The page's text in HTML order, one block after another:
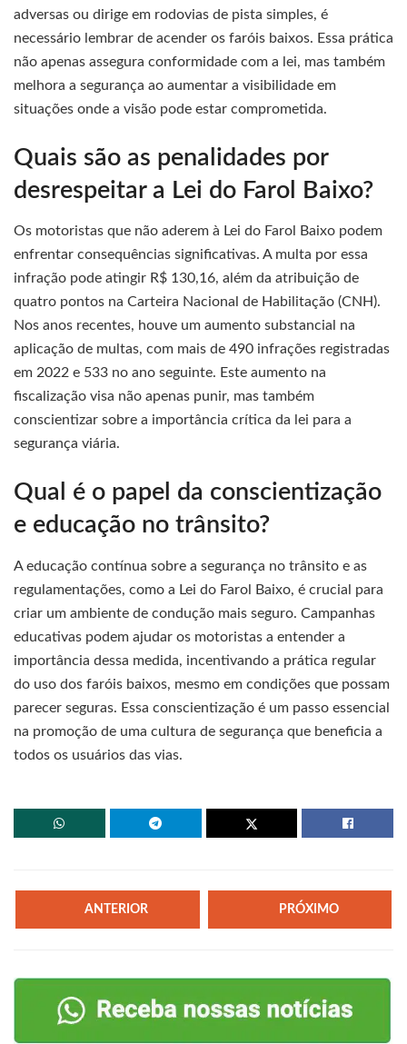
adversas ou dirige em rodovias de pista simples, é
necessário lembrar de acender os faróis baixos. Essa prática
não apenas assegura conformidade com a lei, mas também
melhora a segurança ao aumentar a visibilidade em
situações onde a visão pode estar comprometida.
Quais são as penalidades por
desrespeitar a Lei do Farol Baixo?
Os motoristas que não aderem à Lei do Farol Baixo podem
enfrentar consequências significativas. A multa por essa
infração pode atingir R$ 130,16, além da atribuição de
quatro pontos na Carteira Nacional de Habilitação (CNH).
Nos anos recentes, houve um aumento substancial na
aplicação de multas, com mais de 490 infrações registradas
em 2022 e 533 no ano seguinte. Este aumento na
fiscalização visa não apenas punir, mas também
conscientizar sobre a importância crítica da lei para a
segurança viária.
Qual é o papel da conscientização
e educação no trânsito?
A educação contínua sobre a segurança no trânsito e as
regulamentações, como a Lei do Farol Baixo, é crucial para
criar um ambiente de condução mais seguro. Campanhas
educativas podem ajudar os motoristas a entender a
importância dessa medida, incentivando a prática regular
do uso dos faróis baixos, mesmo em condições que possam
parecer seguras. Essa conscientização é um passo essencial
na promoção de uma cultura de segurança que beneficia a
todos os usuários das vias.
ANTERIOR PRÓXIMO